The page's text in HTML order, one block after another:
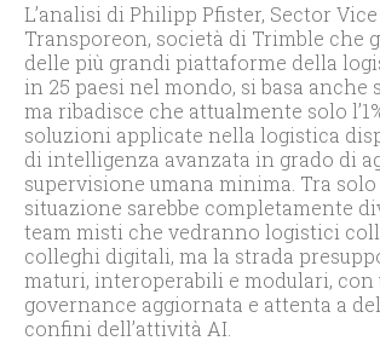
L’analisi di Philipp Pfister, Sector
Transporeon, società di Trimble che
delle più grandi piattaforme della
in 25 paesi nel mondo, si basa anche
ma ribadisce che attualmente solo
soluzioni applicate nella logistica
di intelligenza avanzata in grado di
supervisione umana minima. Tra
situazione sarebbe completamente
team misti che vedranno logistici
colleghi digitali, ma la strada
maturi, interoperabili e modulari, con
governance aggiornata e attenta a
confini dell’attività AI.